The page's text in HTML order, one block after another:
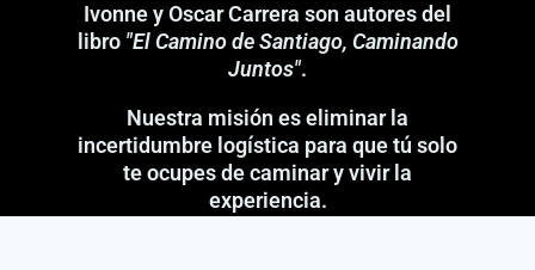
Ivonne y Oscar Carrera son autores del
libro "El Camino de Santiago, Caminando
Juntos".
Nuestra misión es eliminar la
incertidumbre logística para que tú solo
te ocupes de caminar y vivir la
experiencia.